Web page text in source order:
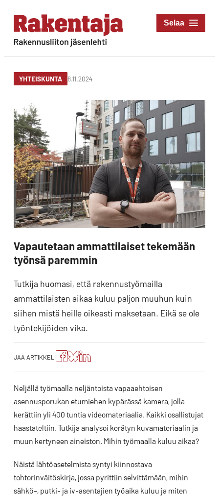
Siirry
suoraan
sisältöön
Rakentaja-lehti
YHTEISKUNTA 8.11.2024
Vapautetaan ammattilaiset tekemään
työnsä paremmin
Tutkija huomasi, että rakennustyömailla
ammattilaisten aikaa kuluu paljon muuhun kuin
siihen mistä heille oikeasti maksetaan. Eikä se ole
työntekijöiden vika.
JAA ARTIKKELI
Jaa
artikkeli
Facebookissa
Jaa
artikkeli
Blueskyssa
Jako:
Jaa
artikkeli
Neljällä työmaalla neljäntoista vapaaehtoisen
asennusporukan etumiehen kypärässä kamera, jolla
kerättiin yli 400 tuntia videomateriaalia. Kaikki osallistujat
haastateltiin. Tutkija analysoi kerätyn kuvamateriaalin ja
muun kertyneen aineiston. Mihin työmaalla kuluu aikaa?
Näistä lähtöasetelmista syntyi kiinnostava
tohtorinväitöskirja, jossa pyrittiin selvittämään, mihin
sähkö-, putki- ja iv-asentajien työaika kuluu ja miten